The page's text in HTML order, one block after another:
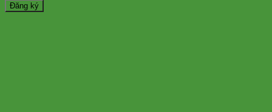
Đăng ký